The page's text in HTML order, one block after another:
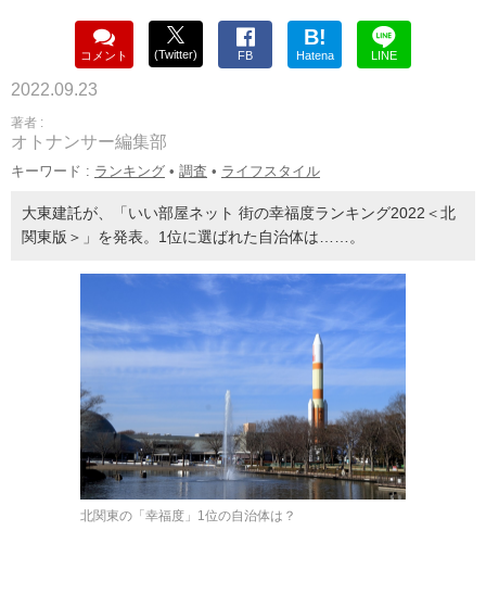
コメント (Twitter) FB
B!
Hatena LINE
2022.09.23
著者 :
オトナンサー編集部
キーワード : ランキング • 調査 • ライフスタイル
大東建託が、「いい部屋ネット 街の幸福度ランキング2022＜北
関東版＞」を発表。1位に選ばれた自治体は……。
北関東の「幸福度」1位の自治体は？